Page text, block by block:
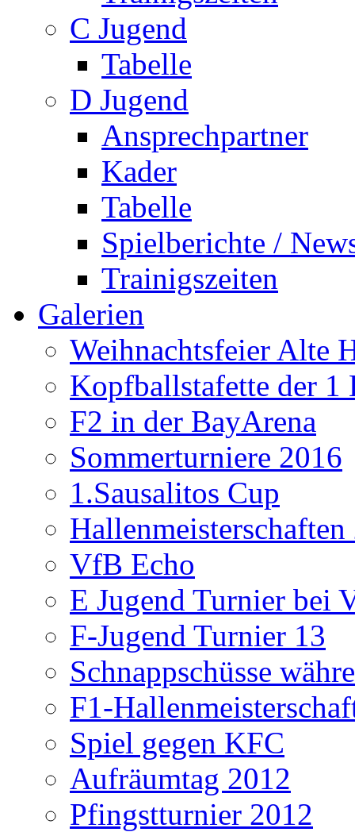
C Jugend
Tabelle
D Jugend
Ansprechpartner
Kader
Tabelle
Spielberichte /
Trainigszeiten
Galerien
Weihnachtsfeier Alte
Kopfballstafette der 1
F2 in der BayArena
Sommerturniere 2016
1.Sausalitos Cup
Hallenmeisterschaften
VfB Echo
E Jugend Turnier bei
F-Jugend Turnier 13
Schnappschüsse
F1-
Spiel gegen KFC
Aufräumtag 2012
Pfingstturnier 2012